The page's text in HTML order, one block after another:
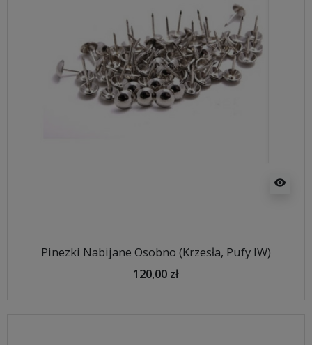
visibility
Pinezki Nabijane Osobno (Krzesła, Pufy IW)
120,00 zł